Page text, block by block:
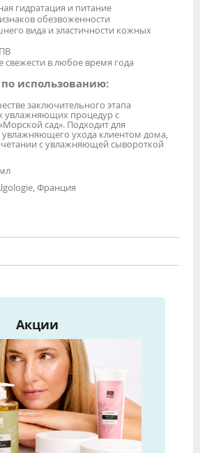
гидратация и питание
обезвоженности
вида и эластичности кожных
свежести в любое время года
использованию:
заключительного этапа
увлажняющих процедур с
сад». Подходит для
ухода клиентом дома,
с увлажняющей сывороткой
Франция
Акции